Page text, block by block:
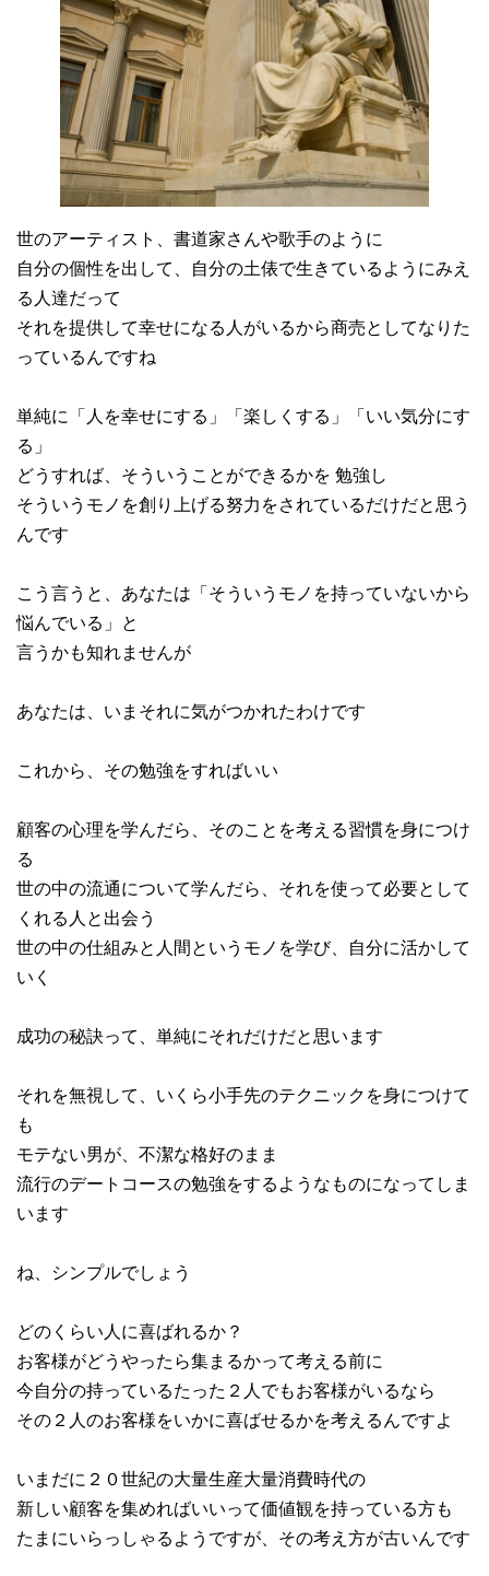
世のアーティスト、書道家さんや歌手のように
自分の個性を出して、自分の土俵で生きているようにみえ
る人達だって
それを提供して幸せになる人がいるから商売としてなりた
っているんですね
単純に「人を幸せにする」「楽しくする」「いい気分にす
る」
どうすれば、そういうことができるかを 勉強し
そういうモノを創り上げる努力をされているだけだと思う
んです
こう言うと、あなたは「そういうモノを持っていないから
悩んでいる」と
言うかも知れませんが
あなたは、いまそれに気がつかれたわけです
これから、その勉強をすればいい
顧客の心理を学んだら、そのことを考える習慣を身につけ
る
世の中の流通について学んだら、それを使って必要として
くれる人と出会う
世の中の仕組みと人間というモノを学び、自分に活かして
いく
成功の秘訣って、単純にそれだけだと思います
それを無視して、いくら小手先のテクニックを身につけて
も
モテない男が、不潔な格好のまま
流行のデートコースの勉強をするようなものになってしま
います
ね、シンプルでしょう
どのくらい人に喜ばれるか？
お客様がどうやったら集まるかって考える前に
今自分の持っているたった２人でもお客様がいるなら
その２人のお客様をいかに喜ばせるかを考えるんですよ
いまだに２０世紀の大量生産大量消費時代の
新しい顧客を集めればいいって価値観を持っている方も
たまにいらっしゃるようですが、その考え方が古いんです